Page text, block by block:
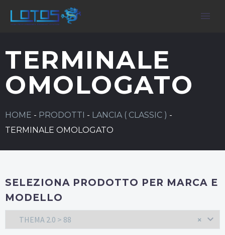
TERMINALE
OMOLOGATO
HOME - PRODOTTI - LANCIA ( CLASSIC ) -
TERMINALE OMOLOGATO
SELEZIONA PRODOTTO PER MARCA E
MODELLO
×
THEMA 2.0 > 88